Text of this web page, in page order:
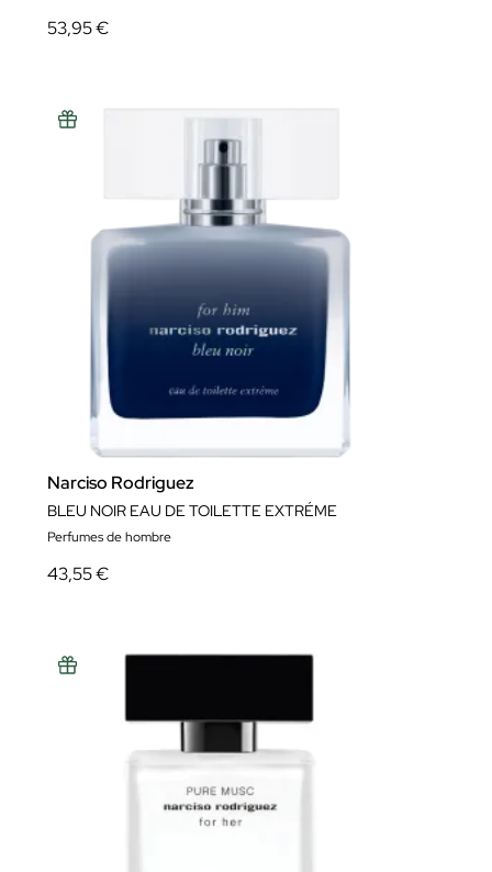
53,95 €
Narciso Rodriguez
BLEU NOIR EAU DE TOILETTE EXTRÉME
Perfumes de hombre
43,55 €